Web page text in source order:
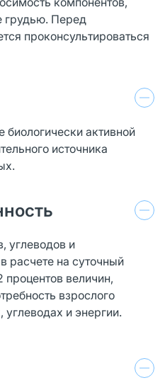
грудью. Перед
проконсультироваться
биологически активной
источника
углеводов и
расчете на суточный
процентов величин,
взрослого
и энергии.